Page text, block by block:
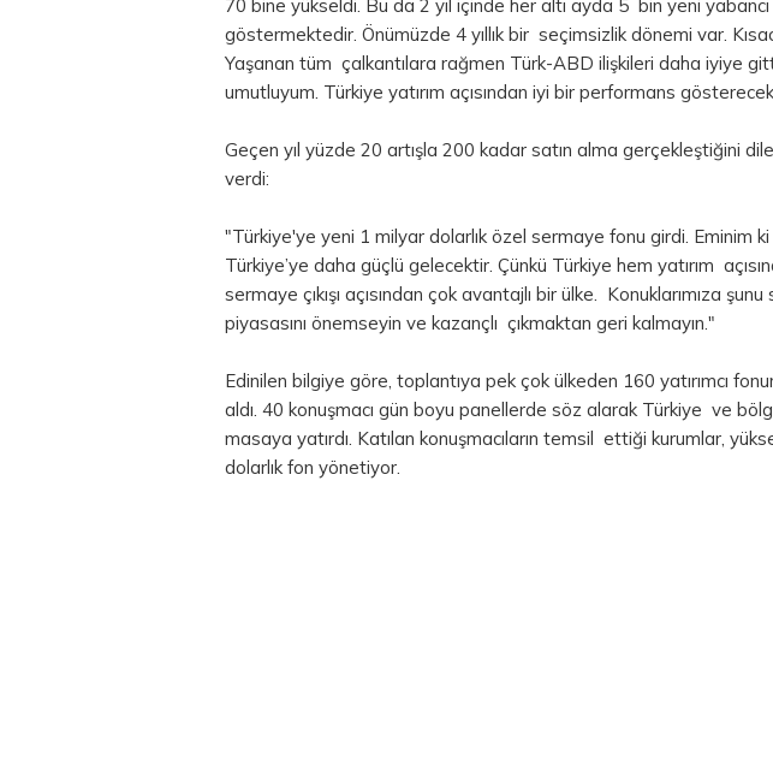
70 bine yükseldi. Bu da 2 yıl içinde her altı ayda 5 bin yeni yabancı
göstermektedir. Önümüzde 4 yıllık bir seçimsizlik dönemi var.
Yaşanan tüm çalkantılara rağmen Türk-ABD ilişkileri daha iyiye
umutluyum. Türkiye yatırım açısından iyi bir performans
Geçen yıl yüzde 20 artışla 200 kadar satın alma gerçekleştiğini
verdi:
"Türkiye'ye yeni 1 milyar dolarlık özel sermaye fonu girdi. Eminim
Türkiye’ye daha güçlü gelecektir. Çünkü Türkiye hem yatırım
sermaye çıkışı açısından çok avantajlı bir ülke. Konuklarımıza
piyasasını önemseyin ve kazançlı çıkmaktan geri kalmayın."
Edinilen bilgiye göre, toplantıya pek çok ülkeden 160 yatırımcı
aldı. 40 konuşmacı gün boyu panellerde söz alarak Türkiye ve
masaya yatırdı. Katılan konuşmacıların temsil ettiği kurumlar,
dolarlık fon yönetiyor.